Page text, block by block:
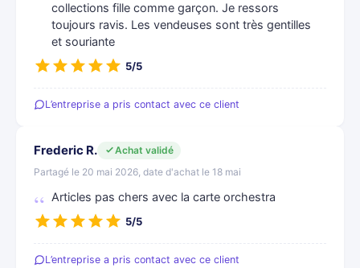
collections fille comme garçon. Je ressors
toujours ravis. Les vendeuses sont très gentilles
et souriante
5/5
L’entreprise a pris contact avec ce client
Frederic R.
Achat validé
Partagé le 20 mai 2026, date d'achat le 18 mai
Articles pas chers avec la carte orchestra
5/5
L’entreprise a pris contact avec ce client